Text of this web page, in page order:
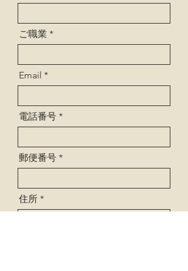
ご職業
Email
電話番号
郵便番号
住所